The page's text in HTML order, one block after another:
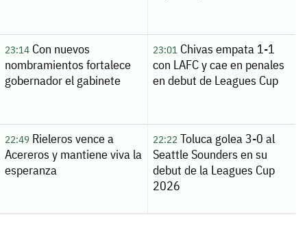
23:14Con nuevos
nombramientos fortalece
gobernador el gabinete
23:01Chivas empata 1-1
con LAFC y cae en penales
en debut de Leagues Cup
22:49Rieleros vence a
Acereros y mantiene viva la
esperanza
22:22Toluca golea 3-0 al
Seattle Sounders en su
debut de la Leagues Cup
2026